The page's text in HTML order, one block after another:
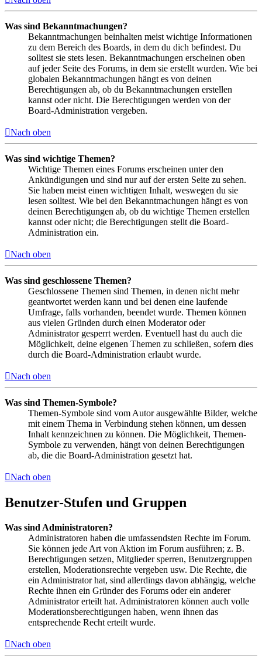
Was sind Bekanntmachungen?
Bekanntmachungen beinhalten meist wichtige Informationen
zu dem Bereich des Boards, in dem du dich befindest. Du
solltest sie stets lesen. Bekanntmachungen erscheinen oben
auf jeder Seite des Forums, in dem sie erstellt wurden. Wie bei
globalen Bekanntmachungen hängt es von deinen
Berechtigungen ab, ob du Bekanntmachungen erstellen
kannst oder nicht. Die Berechtigungen werden von der
Board-Administration vergeben.
Nach oben
Was sind wichtige Themen?
Wichtige Themen eines Forums erscheinen unter den
Ankündigungen und sind nur auf der ersten Seite zu sehen.
Sie haben meist einen wichtigen Inhalt, weswegen du sie
lesen solltest. Wie bei den Bekanntmachungen hängt es von
deinen Berechtigungen ab, ob du wichtige Themen erstellen
kannst oder nicht; die Berechtigungen stellt die Board-
Administration ein.
Nach oben
Was sind geschlossene Themen?
Geschlossene Themen sind Themen, in denen nicht mehr
geantwortet werden kann und bei denen eine laufende
Umfrage, falls vorhanden, beendet wurde. Themen können
aus vielen Gründen durch einen Moderator oder
Administrator gesperrt werden. Eventuell hast du auch die
Möglichkeit, deine eigenen Themen zu schließen, sofern dies
durch die Board-Administration erlaubt wurde.
Nach oben
Was sind Themen-Symbole?
Themen-Symbole sind vom Autor ausgewählte Bilder, welche
mit einem Thema in Verbindung stehen können, um dessen
Inhalt kennzeichnen zu können. Die Möglichkeit, Themen-
Symbole zu verwenden, hängt von deinen Berechtigungen
ab, die die Board-Administration gesetzt hat.
Nach oben
Benutzer-Stufen und Gruppen
Was sind Administratoren?
Administratoren haben die umfassendsten Rechte im Forum.
Sie können jede Art von Aktion im Forum ausführen; z. B.
Berechtigungen setzen, Mitglieder sperren, Benutzergruppen
erstellen, Moderationsrechte vergeben usw. Die Rechte, die
ein Administrator hat, sind allerdings davon abhängig, welche
Rechte ihnen ein Gründer des Forums oder ein anderer
Administrator erteilt hat. Administratoren können auch volle
Moderationsberechtigungen haben, wenn ihnen das
entsprechende Recht erteilt wurde.
Nach oben